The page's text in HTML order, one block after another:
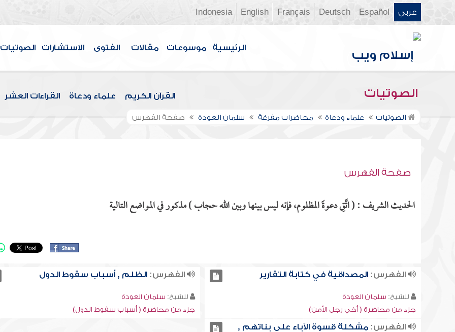
عربي Español
Deutsch
Français
English
Indonesia
الرئيسية موسوعات مقالات الفتوى الاستشارات الصوتيات
الصوتيات القرآن الكريم علماء ودعاة القراءات العشر
الصوتيات علماء ودعاة محاضرات مفرغة سلمان العودة صفحة الفهرس
صفحة الفهرس
الحديث الشريف : ( اتَّقِ دعوةََ المظلوم، فإنه ليس بينها وبين الله حجاب ) مذكور في المواضع التالية
الفهرس:المصداقية في كتابة التقارير
للشيخ: سلمان العودة
جزء من محاضرة ( أخي رجل الأمن)
الفهرس: الظلم , أسباب سقوط الدول
للشيخ: سلمان العودة
جزء من محاضرة ( أسباب سقوط الدول)
الفهرس:مشكلة قسوة الآباء على بناتهم ,